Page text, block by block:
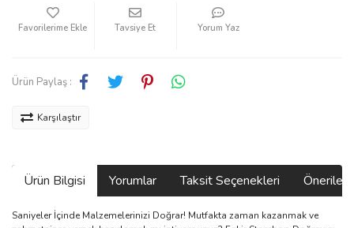
Tavsiye Et Yorum Yaz
Ürün Paylaş :
Karşılaştır
Ürün Bilgisi Yorumlar Taksit Seçenekleri
Saniyeler İçinde Malzemelerinizi Doğrar! Mutfakta zaman kazanmak ve